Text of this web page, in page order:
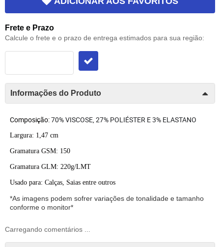
Frete e Prazo
Calcule o frete e o prazo de entrega estimados para sua região:
Informações do Produto
Composição:70% VISCOSE, 27% POLIÉSTER E 3% ELASTANO
Largura: 1,47 cm
Gramatura GSM: 150
Gramatura GLM: 220g/LMT
Usado para: Calças, Saias entre outros
*As imagens podem sofrer variações de tonalidade e tamanho
conforme o monitor*
Carregando comentários ...